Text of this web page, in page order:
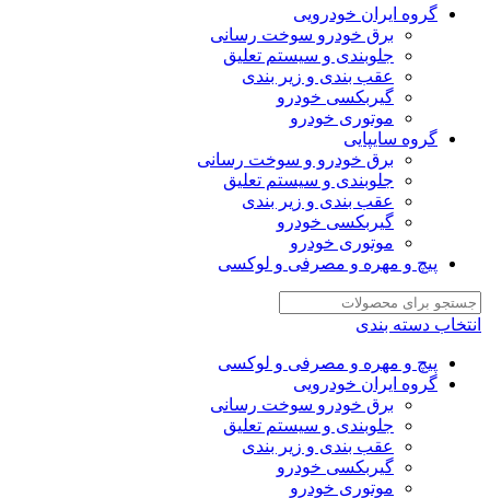
گروه ایران خودرویی
برق خودرو سوخت رسانی
جلوبندی و سیستم تعلیق
عقب بندی و زیر بندی
گیربکسی خودرو
موتوری خودرو
گروه سایپایی
برق خودرو و سوخت رسانی
جلوبندی و سیستم تعلیق
عقب بندی و زیر بندی
گیربکسی خودرو
موتوری خودرو
پیچ و مهره و مصرفی و لوکسی
انتخاب دسته بندی
پیچ و مهره و مصرفی و لوکسی
گروه ایران خودرویی
برق خودرو سوخت رسانی
جلوبندی و سیستم تعلیق
عقب بندی و زیر بندی
گیربکسی خودرو
موتوری خودرو